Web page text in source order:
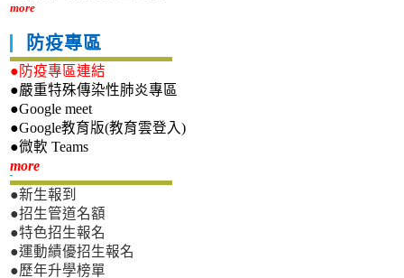
more
防疫專區
●防疫專區連結
●嚴重特殊傳染性肺炎專區
●Google meet
●Google教育版(教育雲登入)
●微軟 Teams
more新生專區
●新生報到
●招生管道名額
●特色招生報名
●運動績優招生報名
●歷年升學榜單